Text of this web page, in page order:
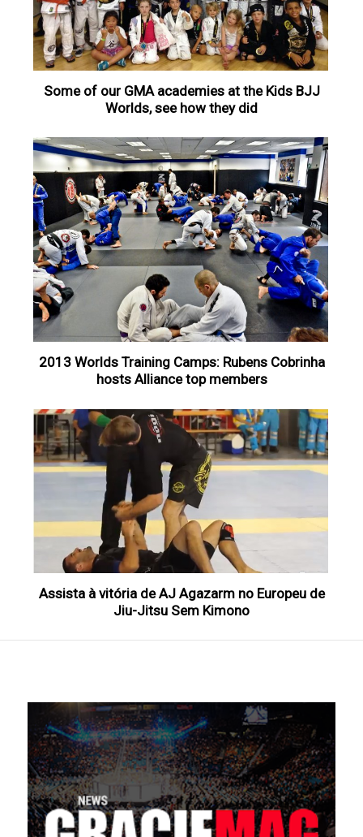
Some of our GMA academies at the Kids BJJ
Worlds, see how they did
2013 Worlds Training Camps: Rubens Cobrinha
hosts Alliance top members
Assista à vitória de AJ Agazarm no Europeu de
Jiu-Jitsu Sem Kimono